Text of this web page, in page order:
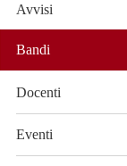
Avvisi
Bandi
Docenti
Eventi